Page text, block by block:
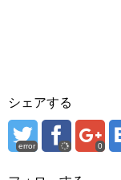
シェアする
error 0